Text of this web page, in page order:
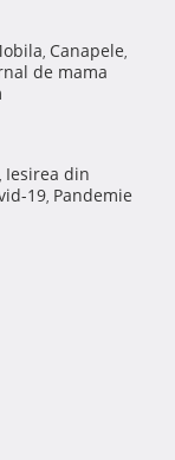
, Canapele,
de mama
, Iesirea din
19, Pandemie